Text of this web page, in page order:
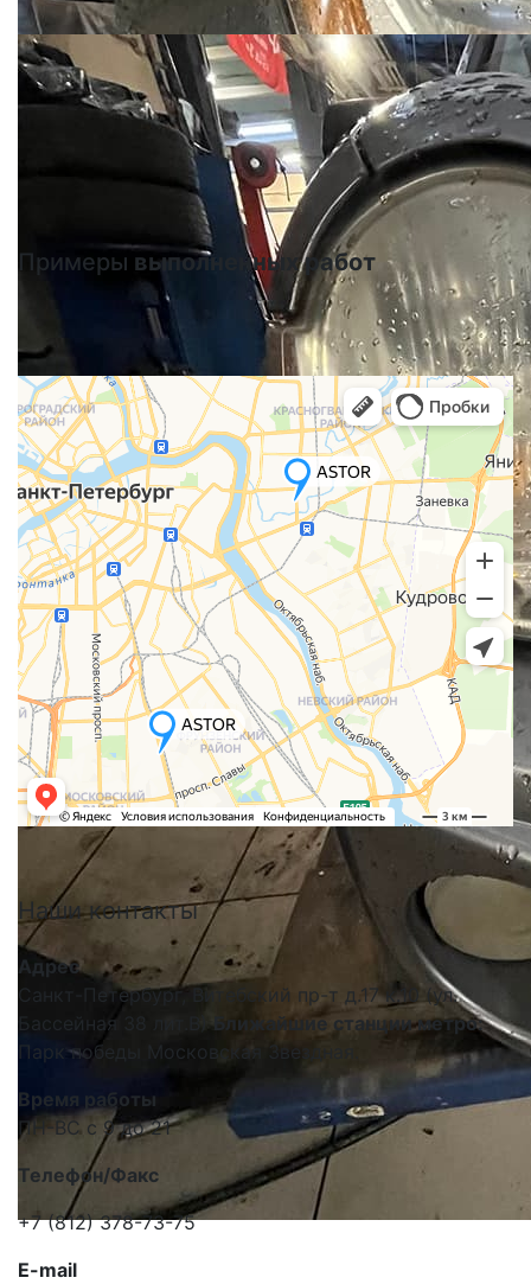
Примеры выполненных работ
Нашиконтакты
Адрес
Санкт-Петербург, Витебский пр-т д.17 к.10 (ул.
Бассейная 38 лит.В)Ближайшие станции метро:
Парк победы Московская Звездная.
Время работы
ПН-ВС с 9 до 21
Телефон/Факс
+7 (812) 378-73-75
E-mail